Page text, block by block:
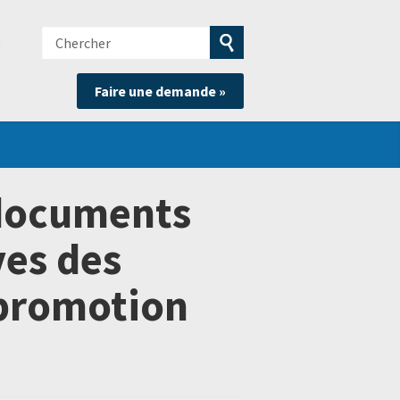
Chercher
Soumettre
la
recherche
Faire une demande »
des